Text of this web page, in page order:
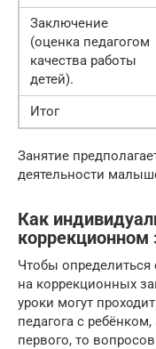
Заключение
(оценка педагогом
качества работы
детей).
Итог
Занятие
деятельности
Как
коррекционном
Чтобы определиться
на коррекционных
уроки могут
педагога с
первого, то